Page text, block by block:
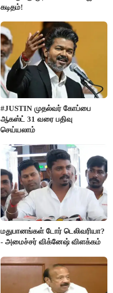
கடிதம்!
#JUSTIN முதல்வர் கோப்பை
ஆகஸ்ட் 31 வரை பதிவு
செய்யலாம்
மதுபானங்கள் டோர் டெலிவரியா?
- அமைச்சர் விக்னேஷ் விளக்கம்